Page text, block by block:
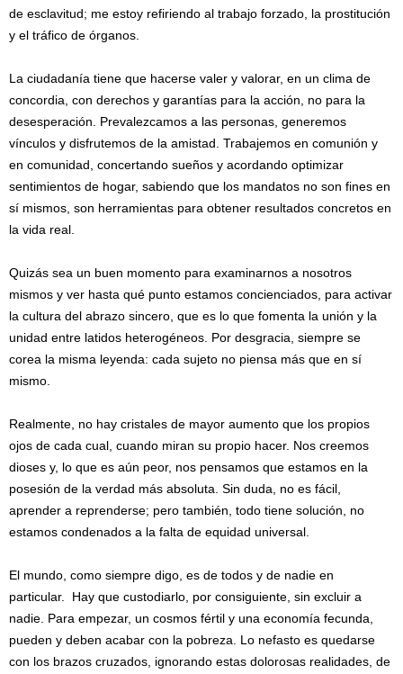
de esclavitud; me estoy refiriendo al trabajo forzado, la prostitución
y el tráfico de órganos.
La ciudadanía tiene que hacerse valer y valorar, en un clima de
concordia, con derechos y garantías para la acción, no para la
desesperación. Prevalezcamos a las personas, generemos
vínculos y disfrutemos de la amistad. Trabajemos en comunión y
en comunidad, concertando sueños y acordando optimizar
sentimientos de hogar, sabiendo que los mandatos no son fines en
sí mismos, son herramientas para obtener resultados concretos en
la vida real.
Quizás sea un buen momento para examinarnos a nosotros
mismos y ver hasta qué punto estamos concienciados, para activar
la cultura del abrazo sincero, que es lo que fomenta la unión y la
unidad entre latidos heterogéneos. Por desgracia, siempre se
corea la misma leyenda: cada sujeto no piensa más que en sí
mismo.
Realmente, no hay cristales de mayor aumento que los propios
ojos de cada cual, cuando miran su propio hacer. Nos creemos
dioses y, lo que es aún peor, nos pensamos que estamos en la
posesión de la verdad más absoluta. Sin duda, no es fácil,
aprender a reprenderse; pero también, todo tiene solución, no
estamos condenados a la falta de equidad universal.
El mundo, como siempre digo, es de todos y de nadie en
particular. Hay que custodiarlo, por consiguiente, sin excluir a
nadie. Para empezar, un cosmos fértil y una economía fecunda,
pueden y deben acabar con la pobreza. Lo nefasto es quedarse
con los brazos cruzados, ignorando estas dolorosas realidades, de